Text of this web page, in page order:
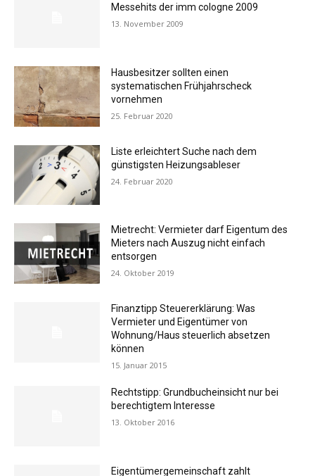
Messehits der imm cologne 2009
13. November 2009
Hausbesitzer sollten einen
systematischen Frühjahrscheck
vornehmen
25. Februar 2020
Liste erleichtert Suche nach dem
günstigsten Heizungsableser
24. Februar 2020
Mietrecht: Vermieter darf Eigentum des
Mieters nach Auszug nicht einfach
entsorgen
24. Oktober 2019
Finanztipp Steuererklärung: Was
Vermieter und Eigentümer von
Wohnung/Haus steuerlich absetzen
können
15. Januar 2015
Rechtstipp: Grundbucheinsicht nur bei
berechtigtem Interesse
13. Oktober 2016
Eigentümergemeinschaft zahlt